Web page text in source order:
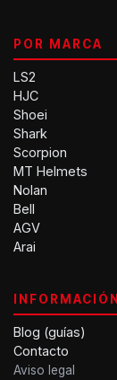
POR MARCA
LS2
HJC
Shoei
Shark
Scorpion
MT Helmets
Nolan
Bell
AGV
Arai
INFORMACIÓN
Blog (guías)
Contacto
Aviso legal